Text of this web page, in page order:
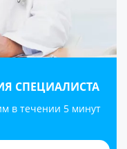
СПЕЦИАЛИСТА
в течении 5 минут